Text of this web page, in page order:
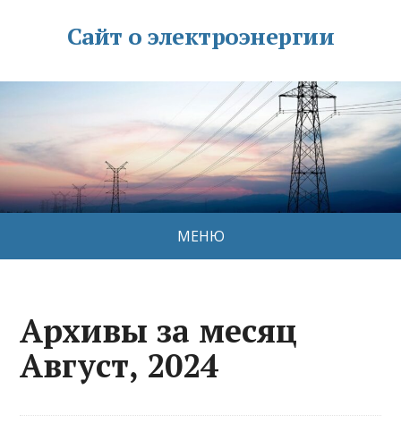
Сайт о электроэнергии
МЕНЮ
Архивы за месяц
Август, 2024